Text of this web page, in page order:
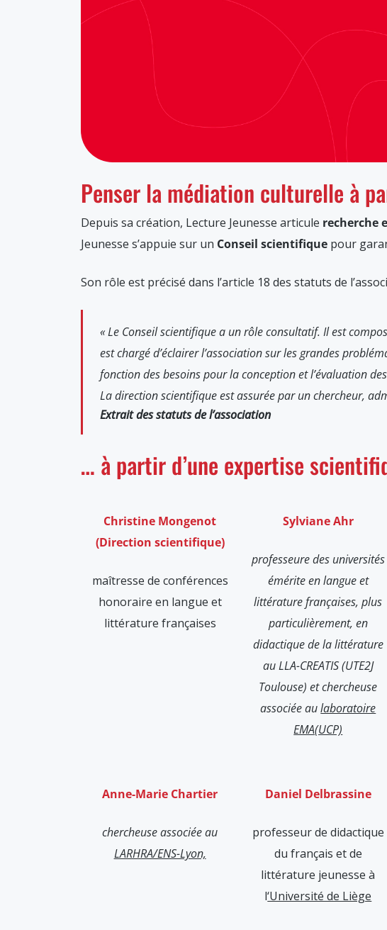
Penser la médiation culturelle à
Depuis sa création, Lecture Jeunesse articule recherche
Jeunesse s’appuie sur un Conseil scientifique pour
Son rôle est précisé dans l’article 18 des statuts de
« Le Conseil scientifique a un rôle consultatif. Il est
est chargé d’éclairer l’association sur les grandes
fonction des besoins pour la conception et l’évaluation
La direction scientifique est assurée par un chercheur,
Extrait des statuts de l’association
… à partir d’une expertise
Christine Mongenot
(Direction scientifique)
maîtresse de conférences
honoraire en langue et
littérature françaises
Sylviane Ahr
professeure des universités
émérite en langue et
littérature françaises, plus
particulièrement, en
didactique de la littérature
au LLA-CREATIS (UTE2J
Toulouse) et chercheuse
associée aulaboratoire
EMA(UCP)
Anne-Marie Chartier
chercheuse associée au
LARHRA/ENS-Lyon,
Daniel Delbrassine
professeur de didactique
du français et de
littérature jeunesse à
l‘Université de Liège